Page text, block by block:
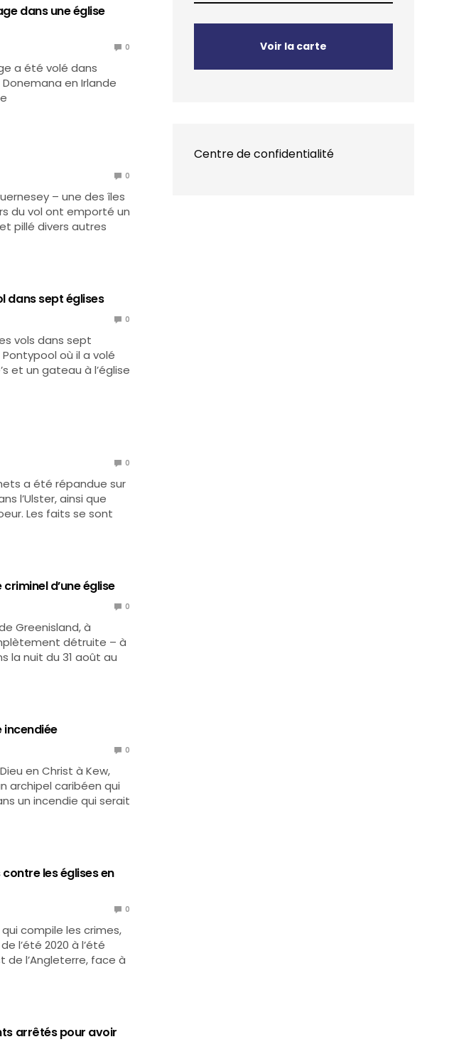
dans une église
0
a été volé dans
en Irlande
0
– une des îles
du vol ont emporté un
pillé divers autres
dans sept églises
0
vols dans sept
où il a volé
et un gateau à l’église
0
a été répandue sur
l’Ulster, ainsi que
Les faits se sont
d’une église
0
Greenisland, à
détruite – à
la nuit du 31 août au
incendiée
0
en Christ à Kew,
archipel caribéen qui
un incendie qui serait
les églises en
0
compile les crimes,
l’été 2020 à l’été
de l’Angleterre, face à
arrêtés pour avoir
Voir la carte
Centre de confidentialité